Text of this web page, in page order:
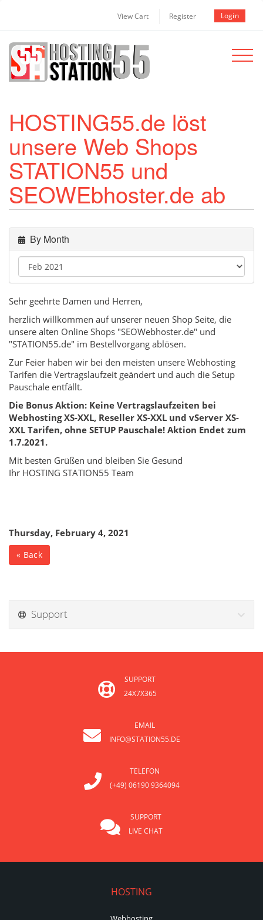
View Cart Register Login
Toggle
HOSTING55.de löst
unsere Web Shops
STATION55 und
SEOWEbhoster.de ab
By Month
Sehr geehrte Damen und Herren,
herzlich willkommen auf unserer neuen Shop Seite, die
unsere alten Online Shops "SEOWebhoster.de" und
"STATION55.de" im Bestellvorgang ablösen.
Zur Feier haben wir bei den meisten unsere Webhosting
Tarifen die Vertragslaufzeit geändert und auch die Setup
Pauschale entfällt.
Die Bonus Aktion: Keine Vertragslaufzeiten bei
Webhosting XS-XXL, Reseller XS-XXL und vServer XS-
XXL Tarifen, ohne SETUP Pauschale! Aktion Endet zum
1.7.2021.
Mit besten Grüßen und bleiben Sie Gesund
Ihr HOSTING STATION55 Team
Thursday, February 4, 2021
« Back
Support
SUPPORT
24X7X365
EMAIL
INFO@STATION55.DE
TELEFON
(+49) 06190 9364094
SUPPORT
LIVE CHAT
HOSTING